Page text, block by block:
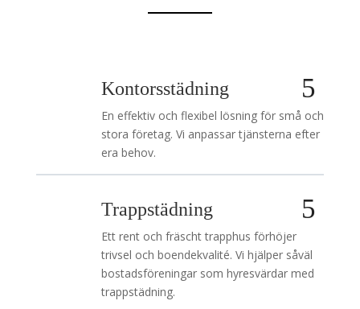
Kontorsstädning
En effektiv och flexibel lösning för små och
stora företag. Vi anpassar tjänsterna efter
era behov.
Trappstädning
Ett rent och fräscht trapphus förhöjer
trivsel och boendekvalité. Vi hjälper såväl
bostadsföreningar som hyresvärdar med
trappstädning.